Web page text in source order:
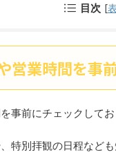
目次 [
営業時間を事
事前にチェックして
特別拝観の日程など